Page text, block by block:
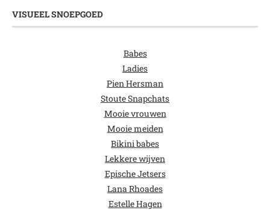
VISUEEL SNOEPGOED
Babes
Ladies
Pien Hersman
Stoute Snapchats
Mooie vrouwen
Mooie meiden
Bikini babes
Lekkere wijven
Epische Jetsers
Lana Rhoades
Estelle Hagen